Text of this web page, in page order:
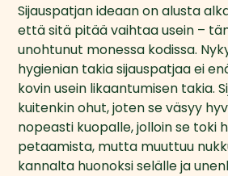
Sijauspatjan ideaan on alusta
että sitä pitää vaihtaa usein –
unohtunut monessa kodissa.
hygienian takia sijauspatjaa ei
kovin usein likaantumisen takia.
kuitenkin ohut, joten se väsyy
nopeasti kuopalle, jolloin se toki
petaamista, mutta muuttuu
kannalta huonoksi selälle ja